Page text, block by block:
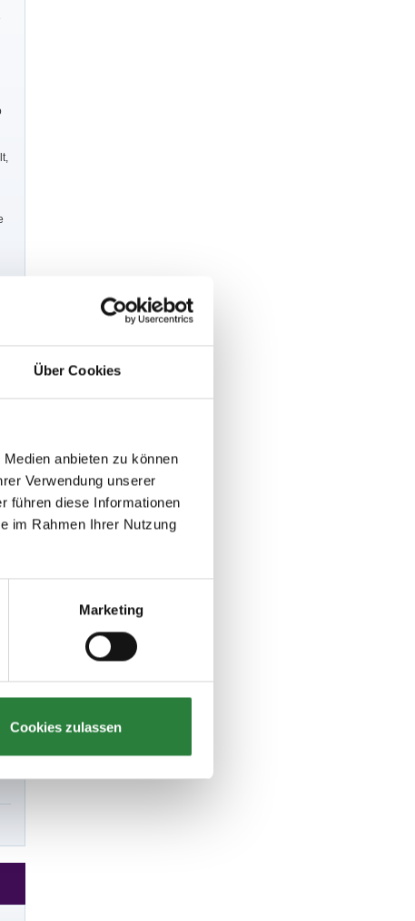
Über Cookies
anbieten zu können
Verwendung unserer
führen diese Informationen
im Rahmen Ihrer Nutzung
Marketing
Cookies zulassen